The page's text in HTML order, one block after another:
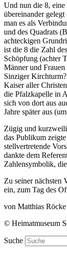
Und nun die 8,
übereinander
man es als
und des Quadrats
achteckigen
ist die 8 die Zahl
Schöpfung (achter
Männer und
Sinziger
Kaiser aller
die Pfalzkapelle in
sich von dort aus
Jahre später aus
Zügig und
das Publikum
stellvertretende
dankte dem
Zahlensymbolik,
Zu seiner nächsten
ein, zum Tag des
von Matthias Röcke
© Heimatmuseum
Suche